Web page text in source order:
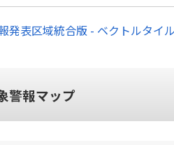
発表区域統合版 - ベクトルタイ
警報マップ